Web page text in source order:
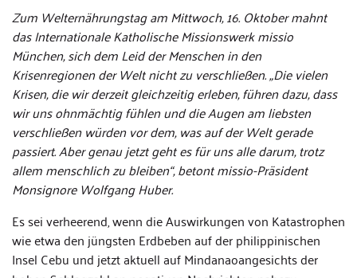
Zum Welternährungstag am Mittwoch, 16. Oktober mahnt
das Internationale Katholische Missionswerk missio
München, sich dem Leid der Menschen in den
Krisenregionen der Welt nicht zu verschließen. „Die vielen
Krisen, die wir derzeit gleichzeitig erleben, führen dazu, dass
wir uns ohnmächtig fühlen und die Augen am liebsten
verschließen würden vor dem, was auf der Welt gerade
passiert. Aber genau jetzt geht es für uns alle darum, trotz
allem menschlich zu bleiben“, betont missio-Präsident
Monsignore Wolfgang Huber.
Es sei verheerend, wenn die Auswirkungen von Katastrophen
wie etwa den jüngsten Erdbeben auf der philippinischen
Insel Cebu und jetzt aktuell auf Mindanaoangesichts der